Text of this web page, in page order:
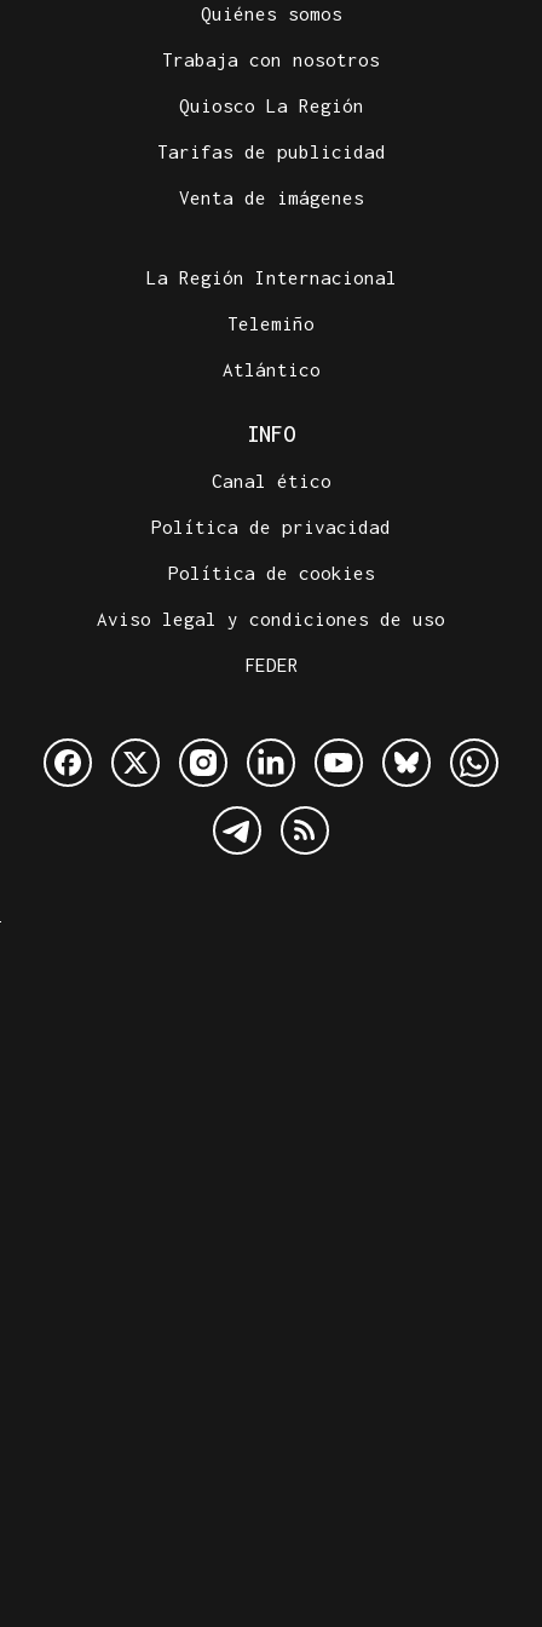
Quiénes somos
Trabaja con nosotros
Quiosco La Región
Tarifas de publicidad
Venta de imágenes
La Región Internacional
Telemiño
Atlántico
INFO
Canal ético
Política de privacidad
Política de cookies
Aviso legal y condiciones de uso
FEDER